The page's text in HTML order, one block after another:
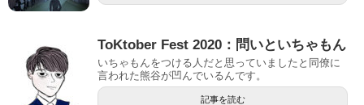
ToKtober Fest 2020：問いといちゃもん
いちゃもんをつける人だと思っていましたと同僚に
言われた熊谷が凹んでいるんです。
記事を読む